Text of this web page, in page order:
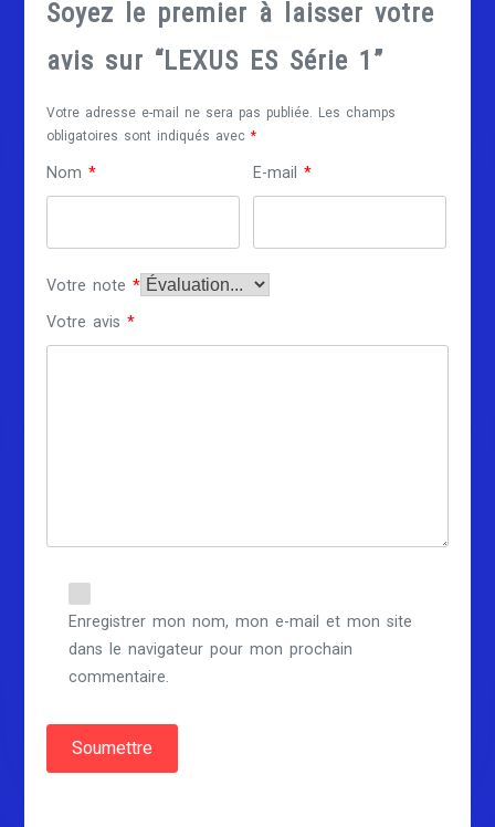
Soyez le premier à laisser votre
avis sur “LEXUS ES Série 1”
Votre adresse e-mail ne sera pas publiée. Les champs
obligatoires sont indiqués avec*
Nom* E-mail*
Votre note*
Votre avis*
Enregistrer mon nom, mon e-mail et mon site
dans le navigateur pour mon prochain
commentaire.